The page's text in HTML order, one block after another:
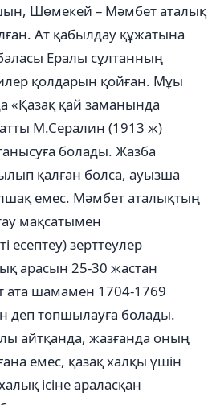
Шөмекей – Мәмбет аталық
Ат қабылдау құжатына
Ералы сұлтанның
қолдарын қойған. Мұы
«Қазақ қай заманында
М.Сералин (1913 ж)
болады. Жазба
қалған болса, ауызша
емес. Мәмбет аталықтың
мақсатымен
есептеу) зерттеулер
арасын 25-30 жастан
ата шамамен 1704-1769
деп топшылауға болады.
айтқанда, жазғанда оның
емес, қазақ халқы үшін
ісіне араласқан